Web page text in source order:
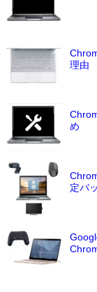
理由
め
定バ